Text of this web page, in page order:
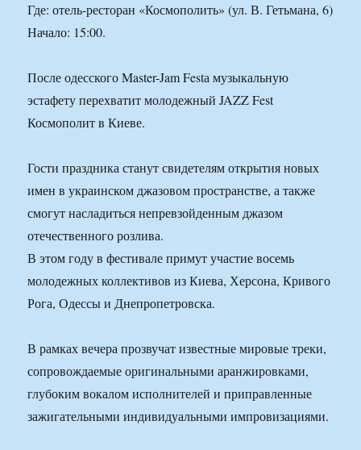
Где: отель-ресторан «Космополить» (ул. В. Гетьмана, 6)
Начало: 15:00.
После одесского Master-Jam Festа музыкальную
эстафету перехватит молодежный JAZZ Fest
Космополит в Киеве.
Гости праздника станут свидетелям открытия новых
имен в украинском джазовом пространстве, а также
смогут насладиться непревзойденным джазом
отечественного розлива.
В этом году в фестивале примут участие восемь
молодежных коллективов из Киева, Херсона, Кривого
Рога, Одессы и Днепропетровска.
В рамках вечера прозвучат известные мировые треки,
сопровождаемые оригинальными аранжировками,
глубоким вокалом исполнителей и приправленные
зажигательными индивидуальными импровизациями.